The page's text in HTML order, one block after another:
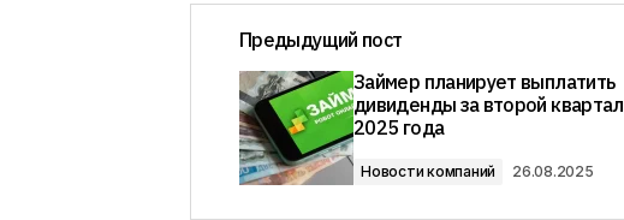
Предыдущий пост
Займер планирует выплатить
дивиденды за второй квартал
2025 года
Новости компаний 26.08.2025